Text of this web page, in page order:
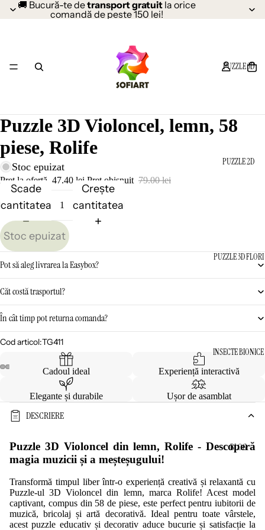
🚚 Bucură-te detransport gratuitla orice
comandă de peste 150 lei!
PUZZLE 3D
PUZZLE 2D
PUZZLE 3D FLORI
INSECTE BIONICE
BLOG
Puzzle 3D Violoncel, lemn, 58
piese, Rolife
Stoc epuizat
Preț la ofertă 47.40 lei Preț obișnuit 79.00 lei
Scade
cantitatea
Crește
cantitatea
Stoc epuizat
Pot să aleg livrarea la Easybox?
Căt costă trasportul?
În cât timp pot returna comanda?
Cod articol:TG411
Cadoul ideal Experiență interactivă
Elegante și durabile Ușor de asamblat
DESCRIERE
Puzzle 3D Violoncel din lemn, Rolife - Descoperă
magia muzicii și a meșteșugului!
Transformă timpul liber într-o experiență creativă și relaxantă cu
Puzzle-ul 3D Violoncel din lemn, marca Rolife! Acest model
captivant, compus din 58 de piese, este perfect pentru iubitorii de
muzică, bricolaj și artă decorativă. Ideal pentru toate vârstele,
acest puzzle educativ și decorativ aduce bucurie și satisfacție la